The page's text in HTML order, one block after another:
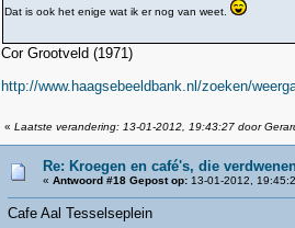
Dat is ook het enige wat ik er nog van weet.
Cor Grootveld (1971)
http://www.haagsebeeldbank.nl/zoeken/
« Laatste verandering: 13-01-2012, 19:43:27 door
Re: Kroegen en café's, die
« Antwoord #18 Gepost op:13-01-2012,
Cafe Aal Tesselseplein